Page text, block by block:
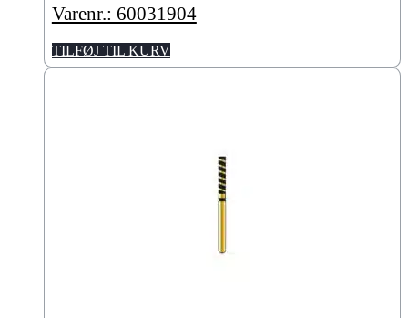
Varenr.: 60031904
TILFØJ TIL KURV